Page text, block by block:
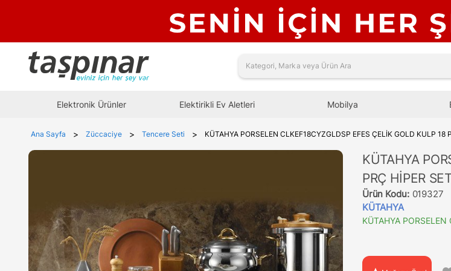
Elektronik Ürünler Elektirikli Ev Aletleri Mobilya
Ana Sayfa > Züccaciye > Tencere Seti > KÜTAHYA PORSELEN CLKEF18CYZGLDSP EFES ÇELİK GOLD KULP 18
KÜTAHYA
PRÇ HİPER
Ürün Kodu: 019327
KÜTAHYA
KÜTAHYA